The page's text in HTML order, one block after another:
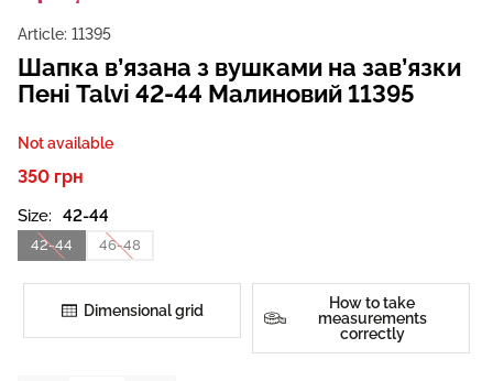
Article: 11395
Шапка в’язана з вушками на зав’язки
Пені Talvi 42-44 Малиновий 11395
Not available
350 грн
Size: 42-44
42-44 46-48
Dimensional grid
How to take
measurements
correctly